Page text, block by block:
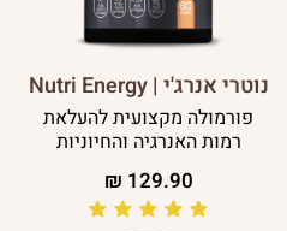
נוטרי אנרג'י | Nutri Energy
פורמולה מקצועית להעלאת
רמות האנרגיה והחיוניות
129.90
₪